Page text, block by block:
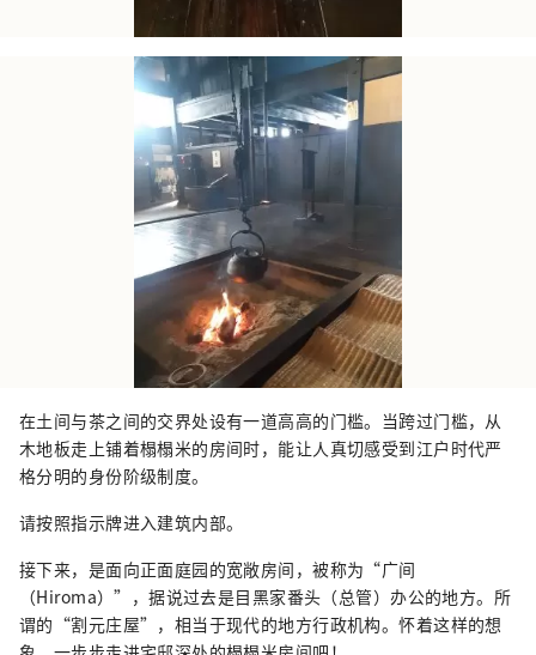
在土间与茶之间的交界处设有一道高高的门槛。当跨过门槛，从
木地板走上铺着榻榻米的房间时，能让人真切感受到江户时代严
格分明的身份阶级制度。
请按照指示牌进入建筑内部。
接下来，是面向正面庭园的宽敞房间，被称为“广间
（Hiroma）”，据说过去是目黑家番头（总管）办公的地方。所
谓的“割元庄屋”，相当于现代的地方行政机构。怀着这样的想